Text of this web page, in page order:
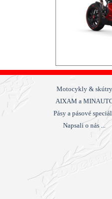
Motocykly & skútry
AIXAM a
Pásy a pásové
Napsali o nás ...